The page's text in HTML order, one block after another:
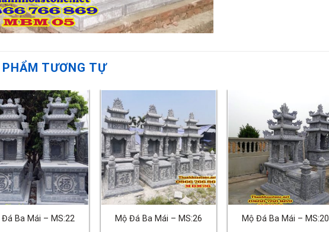
TƯƠNG TỰ
Đá Ba Mái – MS:22 Mộ Đá Ba Mái – MS:26 Mộ Đá Ba Mái – MS:20